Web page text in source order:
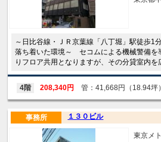
～日比谷線・ＪＲ京葉線「八丁堀」駅徒歩1
落ち着いた環境～ セコムによる機械警備
りフロア共用となりますが、その分貸室内
4階 208,340円 管：41,668円（18.94坪）
１３０ビル
事務所
東京メ